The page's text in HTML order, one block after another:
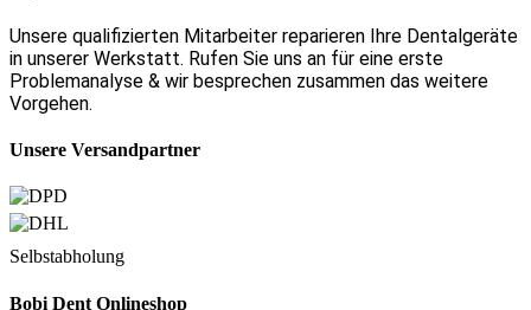
Unsere qualifizierten Mitarbeiter reparieren Ihre Dentalgeräte
in unserer Werkstatt. Rufen Sie uns an für eine erste
Problemanalyse & wir besprechen zusammen das weitere
Vorgehen.
Unsere Versandpartner
Selbstabholung
Bobi Dent Onlineshop